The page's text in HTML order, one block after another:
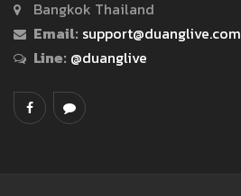
Bangkok Thailand
Email: support@duanglive.com
Line: @duanglive